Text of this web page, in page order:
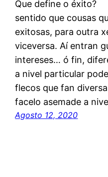
Que define o éxito?
sentido que cousas
exitosas, para outra
viceversa. Aí entran
intereses… ó fin,
a nivel particular
flecos que fan
facelo asemade a
Agosto 12, 2020